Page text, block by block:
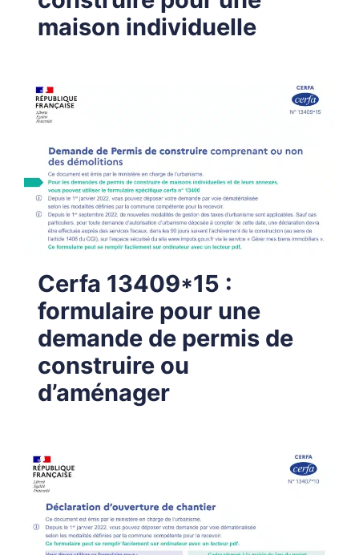
maison individuelle
Cerfa 13409*15 :
formulaire pour une
demande de permis de
construire ou
d’aménager